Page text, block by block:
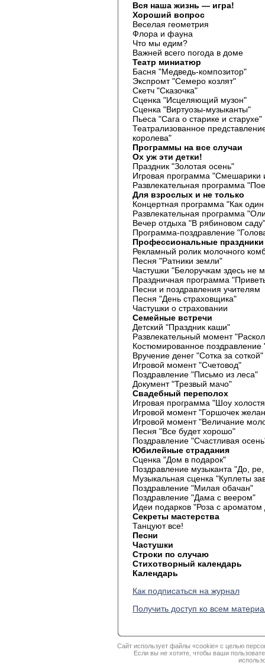
Вся наша жизнь — игра!
Хороший вопрос
Веселая геометрия
Флора и фауна
Что мы едим?
Важней всего погода в доме
Театр миниатюр
Басня "Медведь-композитор"
Экспромт "Семеро козлят"
Скетч "Сказочка"
Сценка "Исцеляющий музон"
Сценка "Виртуозы-музыканты"
Пьеса "Сага о старике и старухе"
Театрализованное
королева"
Программы на все случаи
Ох уж эти детки!
Праздник "Золотая осень"
Игровая программа "Смешарики
Развлекательная программа
Для взрослых и не только
Концертная программа "Как
Развлекательная программа
Вечер отдыха "В рябиновом саду"
Программа-поздравление
Профессиональные праздники
Рекламный ролик молочного
Песня "Ратники земли"
Частушки "Белоручкам здесь не
Праздничная программа
Песни и поздравления учителям
Песня "День страховщика"
Частушки о страховании
Семейные встречи
Детский "Праздник каши"
Развлекательный момент
Костюмированное
Вручение денег "Сотка за соткой"
Игровой момент "Счетовод"
Поздравление "Письмо из леса"
Документ "Трезвый мачо"
Свадебный переполох
Игровая программа "Шоу
Игровой момент "Горшочек
Игровой момент "Величание
Песня "Все будет хорошо"
Поздравление "Счастливая
Юбилейные страдания
Сценка "Дом в подарок"
Поздравление музыканта "До,
Музыкальная сценка "Куплеты
Поздравление "Милая обачан"
Поздравление "Дама с веером"
Идеи подарков "Роза с ароматом
Секреты мастерства
Танцуют все!
Песни
Частушки
Строки по случаю
Стихотворный календарь
Календарь
Как подписаться на журнал
Получить доступ ко всем
Сайт использует файлы «cookie» с целью
Если вы не хотите, чтобы ваши